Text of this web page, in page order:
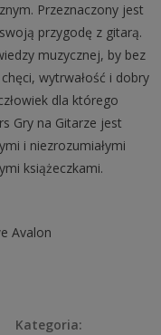
Przeznaczony jest
przygodę z gitarą.
muzycznej, by bez
wytrwałość i dobry
dla którego
Gry na Gitarze jest
i niezrozumiałymi
książeczkami.
Avalon
Kategoria: